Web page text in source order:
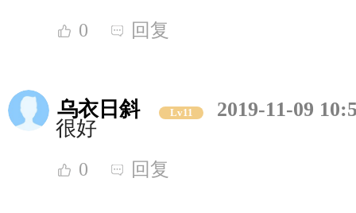
0 回复
乌衣日斜 Lv11
2019-11-09
很好
0 回复